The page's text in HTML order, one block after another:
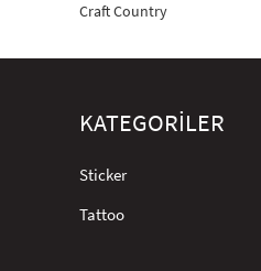
Craft Country
KATEGORİLER
Sticker
Tattoo